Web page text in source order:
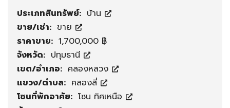
ประเภทสินทรัพย์: บ้าน
ขาย/เช่า: ขาย
ราคาขาย: 1,700,000 ฿
จังหวัด: ปทุมธานี
เขต/อำเภอ: คลองหลวง
แขวง/ตำบล: คลองสี่
โซนที่พักอาศัย: โซน ทิศเหนือ